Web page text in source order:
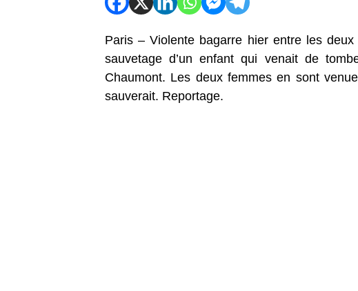
Paris – Violente bagarre hier entre les
sauvetage d’un enfant qui venait de
Chaumont. Les deux femmes en sont
sauverait. Reportage.